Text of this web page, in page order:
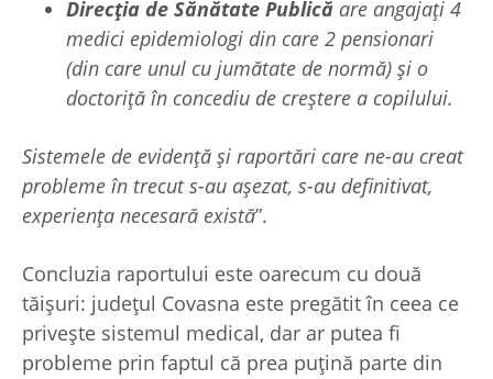
Direcția de Sănătate Publică are angajați 4
medici epidemiologi din care 2 pensionari
(din care unul cu jumătate de normă) şi o
doctoriță în concediu de creștere a copilului.
Sistemele de evidență şi raportări care ne-au creat
probleme în trecut s-au așezat, s-au definitivat,
experiența necesară există”.
Concluzia raportului este oarecum cu două
tăișuri: județul Covasna este pregătit în ceea ce
privește sistemul medical, dar ar putea fi
probleme prin faptul că prea puțină parte din